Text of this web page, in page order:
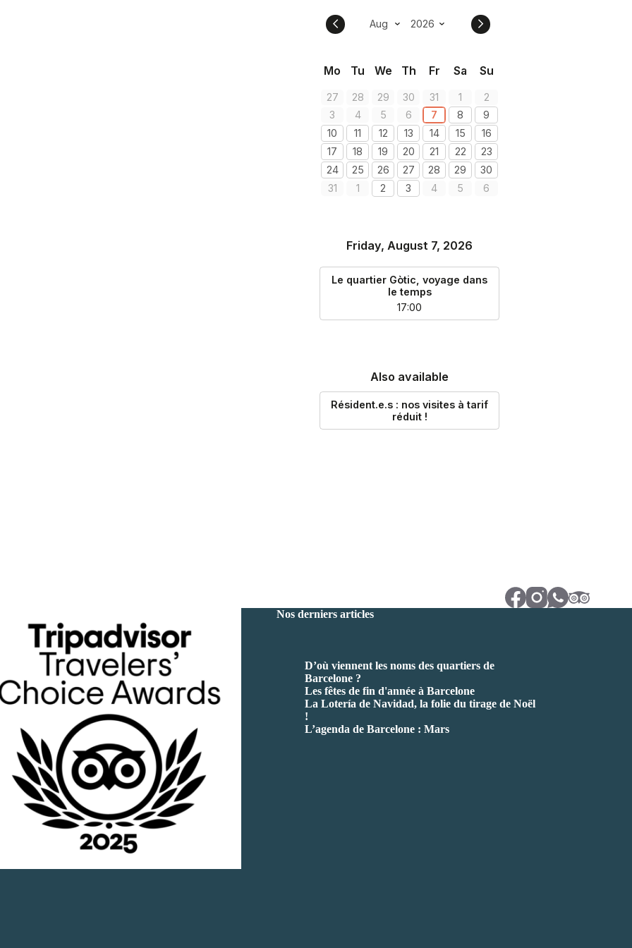
Nos derniers articles
D’où viennent les noms des quartiers de
Barcelone ?
Les fêtes de fin d'année à Barcelone
La Lotería de Navidad, la folie du tirage de Noël
!
L’agenda de Barcelone : Mars